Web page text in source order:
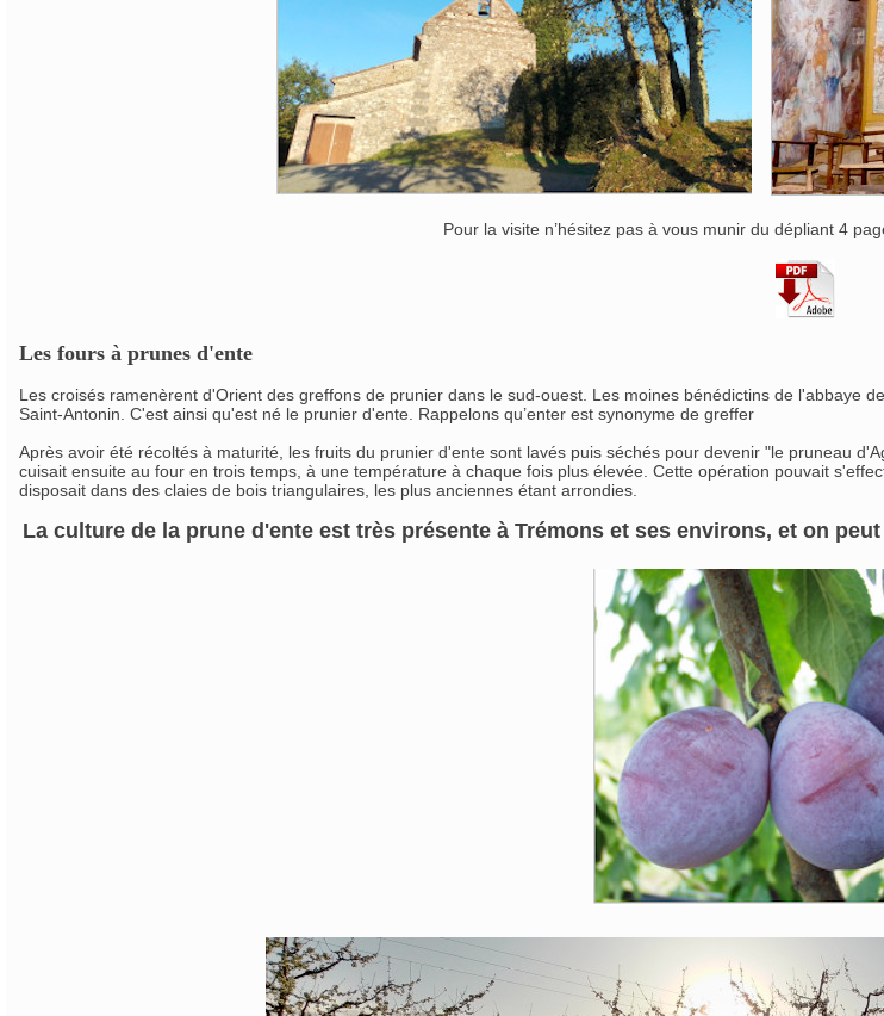
Pour la visite n’hésitez pas à vous munir du dépliant 4
Les fours à prunes d'ente
Les croisés ramenèrent d'Orient des greffons de prunier dans le sud-ouest. Les moines bénédictins de l'abbaye
Saint-Antonin. C'est ainsi qu'est né le prunier d'ente. Rappelons qu’enter est synonyme de greffer
Après avoir été récoltés à maturité, les fruits du prunier d'ente sont lavés puis séchés pour devenir "le pruneau
cuisait ensuite au four en trois temps, à une température à chaque fois plus élevée. Cette opération pouvait
disposait dans des claies de bois triangulaires, les plus anciennes étant arrondies.
La culture de la prune d'ente est très présente à Trémons et ses environs, et on